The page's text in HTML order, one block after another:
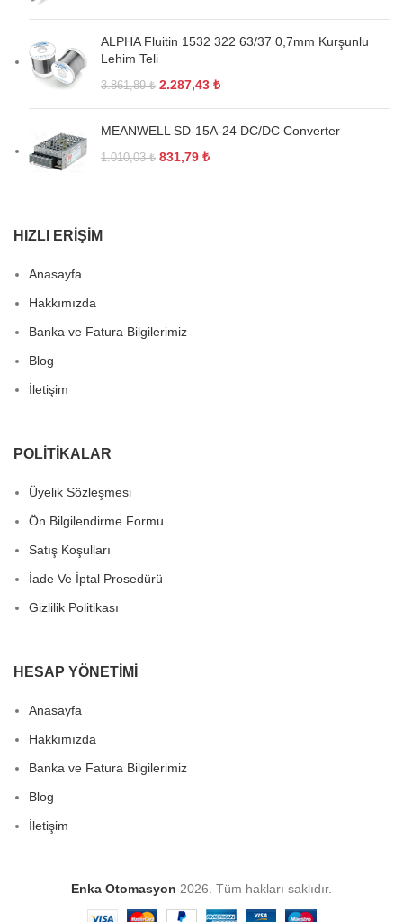
ALPHA Fluitin 1532 322 63/37 0,7mm Kurşunlu
Lehim Teli
3.861,89₺ 2.287,43 ₺
MEANWELL SD-15A-24 DC/DC Converter
1.010,03₺ 831,79 ₺
HIZLI ERIŞIM
Anasayfa
Hakkımızda
Banka ve Fatura Bilgilerimiz
Blog
İletişim
POLITIKALAR
Üyelik Sözleşmesi
Ön Bilgilendirme Formu
Satış Koşulları
İade Ve İptal Prosedürü
Gizlilik Politikası
HESAP YÖNETIMI
Anasayfa
Hakkımızda
Banka ve Fatura Bilgilerimiz
Blog
İletişim
Enka Otomasyon 2026. Tüm hakları saklıdır.